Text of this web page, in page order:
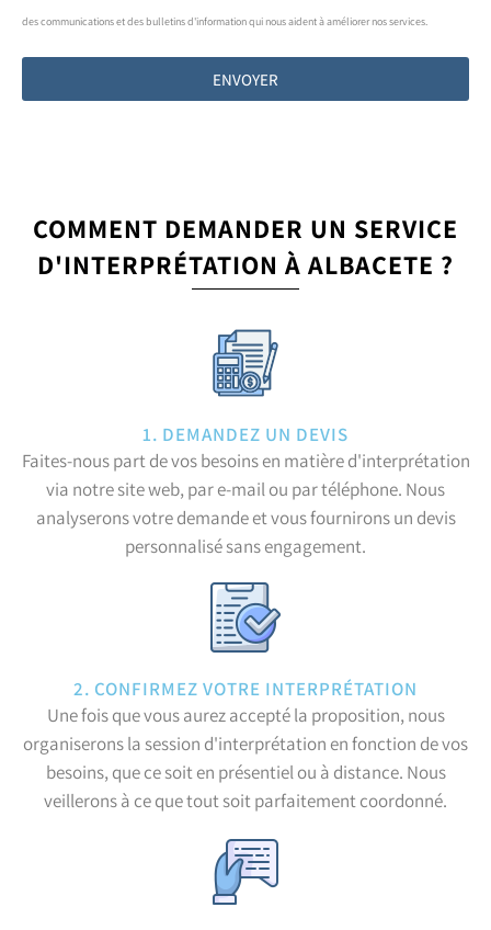
des communications et des bulletins d'information qui nous aident à améliorer nos services.
ENVOYER
COMMENT DEMANDER UN SERVICE
D'INTERPRÉTATION À ALBACETE ?
1. DEMANDEZ UN DEVIS
Faites-nous part de vos besoins en matière d'interprétation
via notre site web, par e-mail ou par téléphone. Nous
analyserons votre demande et vous fournirons un devis
personnalisé sans engagement.
2. CONFIRMEZ VOTRE INTERPRÉTATION
Une fois que vous aurez accepté la proposition, nous
organiserons la session d'interprétation en fonction de vos
besoins, que ce soit en présentiel ou à distance. Nous
veillerons à ce que tout soit parfaitement coordonné.